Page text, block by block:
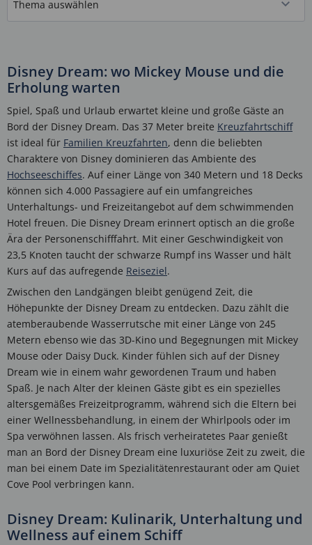
Disney Dream: wo Mickey Mouse und die
Erholung warten
Spiel, Spaß und Urlaub erwartet kleine und große Gäste an
Bord der Disney Dream. Das 37 Meter breite Kreuzfahrtschiff
ist ideal für Familien Kreuzfahrten, denn die beliebten
Charaktere von Disney dominieren das Ambiente des
Hochseeschiffes. Auf einer Länge von 340 Metern und 18 Decks
können sich 4.000 Passagiere auf ein umfangreiches
Unterhaltungs- und Freizeitangebot auf dem schwimmenden
Hotel freuen. Die Disney Dream erinnert optisch an die große
Ära der Personenschifffahrt. Mit einer Geschwindigkeit von
23,5 Knoten taucht der schwarze Rumpf ins Wasser und hält
Kurs auf das aufregende Reiseziel.
Zwischen den Landgängen bleibt genügend Zeit, die
Höhepunkte der Disney Dream zu entdecken. Dazu zählt die
atemberaubende Wasserrutsche mit einer Länge von 245
Metern ebenso wie das 3D-Kino und Begegnungen mit Mickey
Mouse oder Daisy Duck. Kinder fühlen sich auf der Disney
Dream wie in einem wahr gewordenen Traum und haben
Spaß. Je nach Alter der kleinen Gäste gibt es ein spezielles
altersgemäßes Freizeitprogramm, während sich die Eltern bei
einer Wellnessbehandlung, in einem der Whirlpools oder im
Spa verwöhnen lassen. Als frisch verheiratetes Paar genießt
man an Bord der Disney Dream eine luxuriöse Zeit zu zweit, die
man bei einem Date im Spezialitätenrestaurant oder am Quiet
Cove Pool verbringen kann.
Disney Dream: Kulinarik, Unterhaltung und
Wellness auf einem Schiff